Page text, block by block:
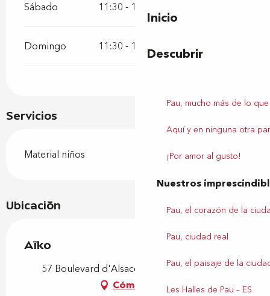
Inicio
Descubrir
Pau, mucho más de lo
Aquí y en ninguna otra
¡Por amor al gusto!
Nuestros
Pau, el corazón de la
Pau, ciudad real
Pau, el paisaje de la
Les Halles de Pau – ES
Servicios
Material niños
Sábado 11:30 - 14:30
Domingo 11:30 - 14:30 18:30 - 22:30
Ubicación
Aïko
57 Boulevard d'Alsace-Lorraine, 64000 Pau
Cómo llegar